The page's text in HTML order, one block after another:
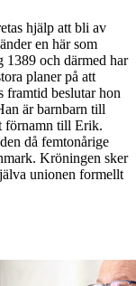
hjälp att bli av
en här som
1389 och därmed har
planer på att
framtid beslutar hon
är barnbarn till
förnamn till Erik.
då femtonårige
Kröningen sker
unionen formellt